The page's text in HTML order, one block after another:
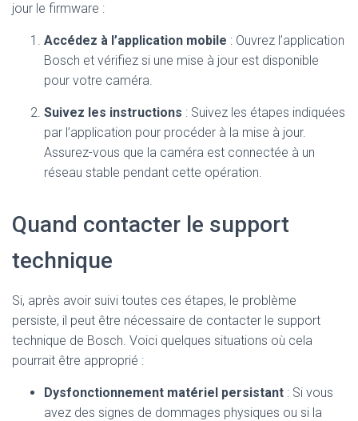
jour le firmware :
Accédez à l’application mobile : Ouvrez l’application
Bosch et vérifiez si une mise à jour est disponible
pour votre caméra.
Suivez les instructions : Suivez les étapes indiquées
par l’application pour procéder à la mise à jour.
Assurez-vous que la caméra est connectée à un
réseau stable pendant cette opération.
Quand contacter le support
technique
Si, après avoir suivi toutes ces étapes, le problème
persiste, il peut être nécessaire de contacter le support
technique de Bosch. Voici quelques situations où cela
pourrait être approprié :
Dysfonctionnement matériel persistant : Si vous
avez des signes de dommages physiques ou si la